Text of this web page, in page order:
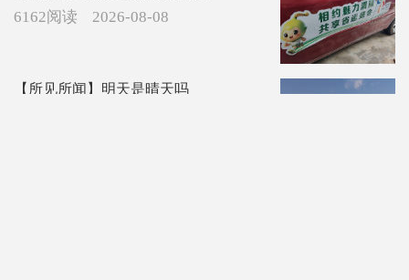
6162阅读 2026-08-08
【所见所闻】明天是晴天吗